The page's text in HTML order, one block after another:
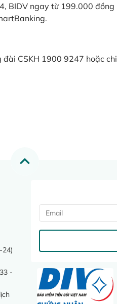
BIDV ngay từ 199.000 đồng
CSKH 1900 9247 hoặc chi
24)
-